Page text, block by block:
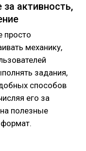
активность,
просто
механику,
задания,
способов
его за
полезные
формат.